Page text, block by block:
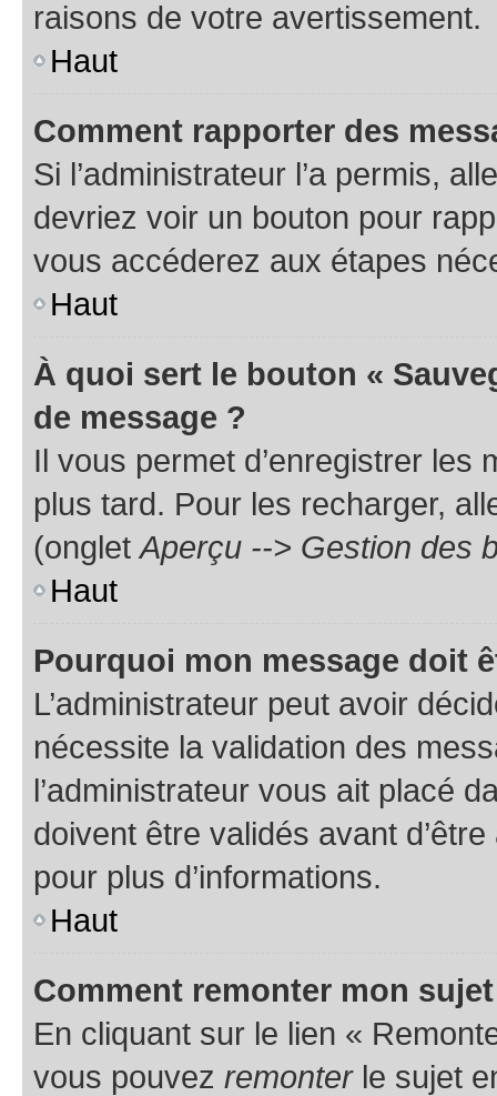
raisons de votre avertissement.
Haut
Comment rapporter des
Si l’administrateur l’a permis,
devriez voir un bouton pour
vous accéderez aux étapes
Haut
À quoi sert le bouton «
de message ?
Il vous permet d’enregistrer
plus tard. Pour les recharger,
(ongletAperçu --> Gestion des
Haut
Pourquoi mon message doit
L’administrateur peut avoir
nécessite la validation des
l’administrateur vous ait placé
doivent être validés avant
pour plus d’informations.
Haut
Comment remonter mon
En cliquant sur le lien «
vous pouvez remonterle sujet